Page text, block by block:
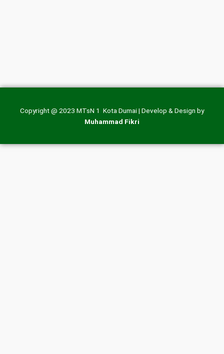
Copyright @ 2023 MTsN 1 Kota Dumai | Develop & Design by
Muhammad Fikri